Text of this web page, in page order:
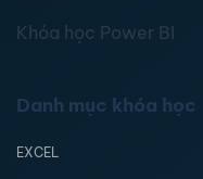
Khóa học Power BI
Danh mục khóa học
EXCEL